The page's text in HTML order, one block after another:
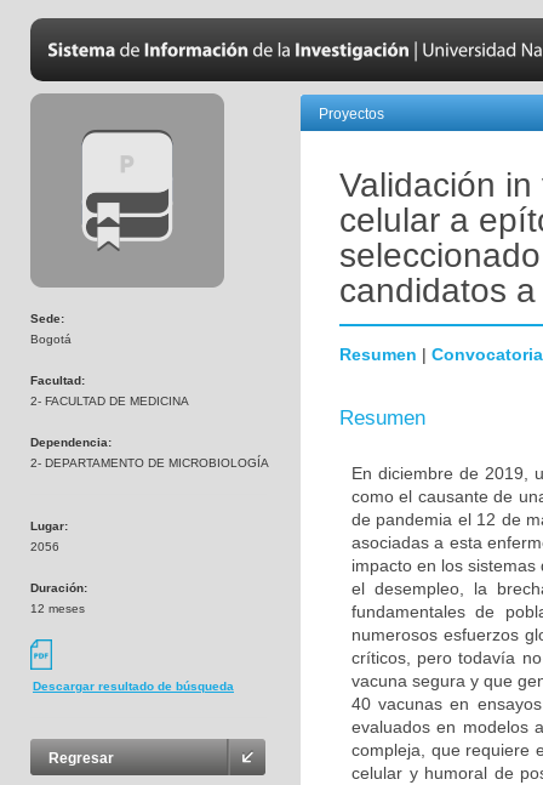
Sede:
Bogotá
Facultad:
2- FACULTAD DE MEDICINA
Dependencia:
2- DEPARTAMENTO DE MICROBIOLOGÍA
Lugar:
2056
Duración:
12 meses
Descargar resultado de búsqueda
Regresar
Proyectos
Validación
celular a
candidatos
Resumen | Convocatoria
Resumen
En diciembre de 2019,
como el causante de
de pandemia el 12 de
asociadas a esta
impacto en los
el desempleo, la
fundamentales de
numerosos esfuerzos
críticos, pero todavía
vacuna segura y que
40 vacunas en
evaluados en modelos
compleja, que requiere
celular y humoral de